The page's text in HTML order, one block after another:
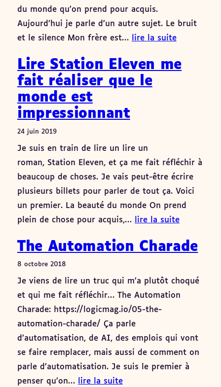
du monde qu’on prend pour acquis.
Aujourd’hui je parle d’un autre sujet. Le bruit
et le silence Mon frère est…
lire la suite
Lire Station Eleven me
fait réaliser que le
monde est
impressionnant
24 juin 2019
Je suis en train de lire un lire un
roman, Station Eleven, et ça me fait réfléchir à
beaucoup de choses. Je vais peut-être écrire
plusieurs billets pour parler de tout ça. Voici
un premier. La beauté du monde On prend
plein de chose pour acquis,…
lire la suite
The Automation Charade
8 octobre 2018
Je viens de lire un truc qui m’a plutôt choqué
et qui me fait réfléchir… The Automation
Charade: https://logicmag.io/05-the-
automation-charade/ Ça parle
d’automatisation, de AI, des emplois qui vont
se faire remplacer, mais aussi de comment on
parle d’automatisation. Je suis le premier à
penser qu’on…
lire la suite